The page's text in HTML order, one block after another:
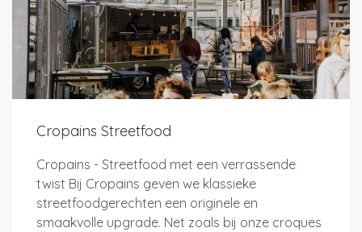
Cropains Streetfood
Cropains - Streetfood met een verrassende
twist Bij Cropains geven we klassieke
streetfoodgerechten een originele en
smaakvolle upgrade. Net zoals bij onze croques